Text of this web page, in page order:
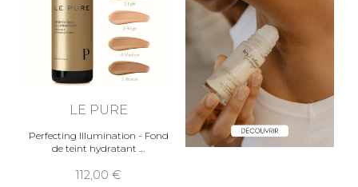
LE PURE
Perfecting Illumination - Fond
de teint hydratant
112,00